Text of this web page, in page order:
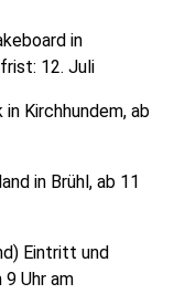
in
12. Juli
in Kirchhundem, ab
in Brühl, ab 11
Eintritt und
Uhr am